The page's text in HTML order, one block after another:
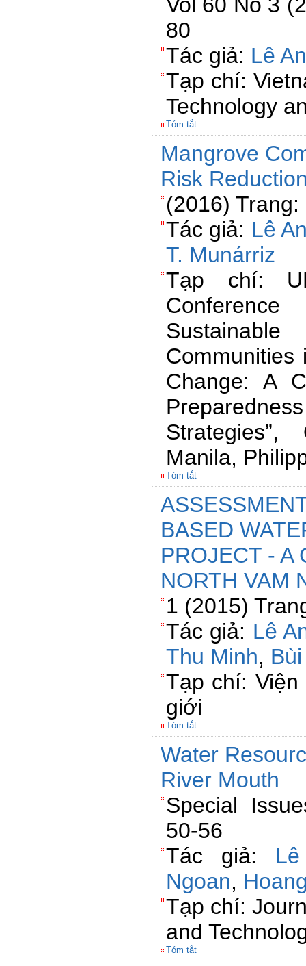
80
Tác giả: Lê
Tạp chí:
Technology
Tóm tắt
Mangrove
Risk
(2016) Trang:
Tác giả: Lê
T. Munárriz
Tạp chí:
Change: A
Manila,
Tóm tắt
BASED
PROJECT - A
NORTH VAM
1 (2015)
Tác giả: Lê
Thu Minh,
Tạp chí:
giới
Tóm tắt
Water
River Mouth
Special
50-56
Tác giả:
Ngoan,
Tạp chí:
and
Tóm tắt